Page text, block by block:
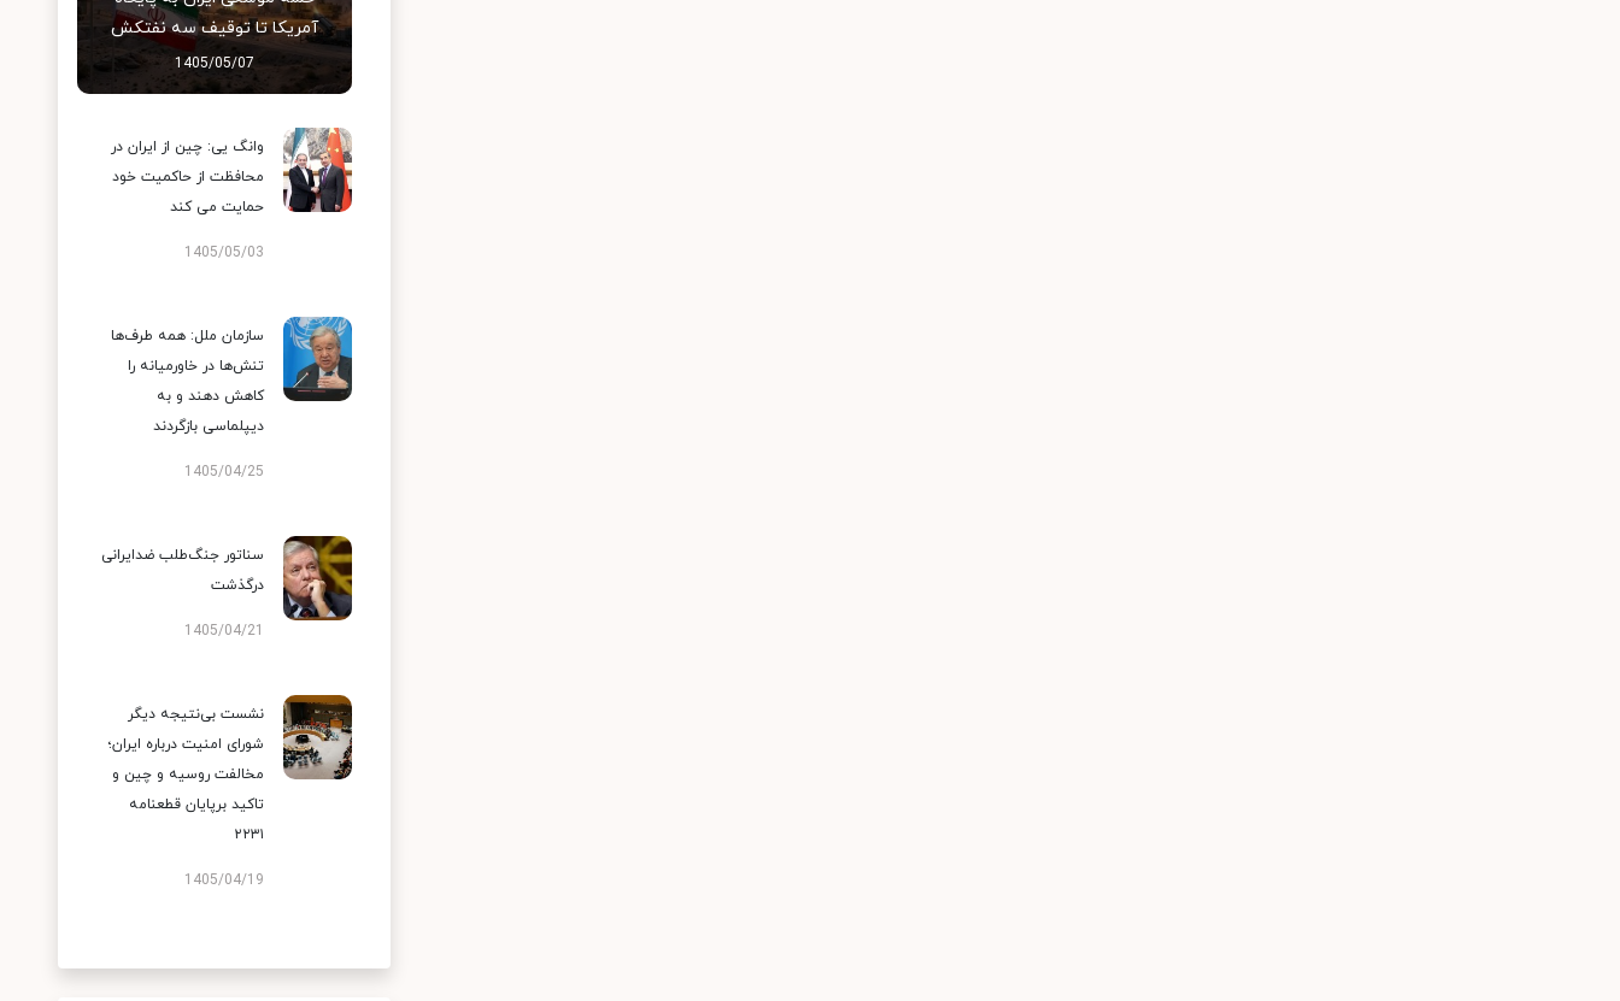
آمریکا تا توقیف سه نفتکش
1405/05/07
وانگ یی: چین از ایران در
محافظت از حاکمیت خود
حمایت می کند
1405/05/03
سازمان ملل: همه طرف‌ها
تنش‌ها در خاورمیانه را
کاهش دهند و به
دیپلماسی بازگردند
1405/04/25
سناتور جنگ‌طلب ضدایرانی
درگذشت
1405/04/21
نشست بی‌نتیجه دیگر
شورای امنیت درباره ایران؛
مخالفت روسیه و چین و
تاکید برپایان قطعنامه
۲۲۳۱
1405/04/19